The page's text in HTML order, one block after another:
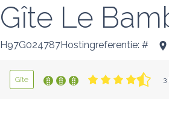
Gîte Le
H97G024787Hostingreferentie: #
Gîte 3